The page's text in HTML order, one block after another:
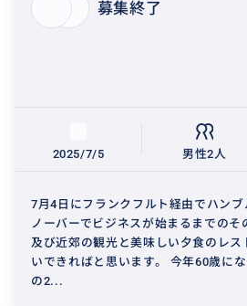
募集終了
2025/7/5 男性2人
7月4日にフランクフルト経由でハン
ノーバーでビジネスが始まるまでのそ
及び近郊の観光と美味しい夕食のレ
いできればと思います。 今年60歳に
の2...